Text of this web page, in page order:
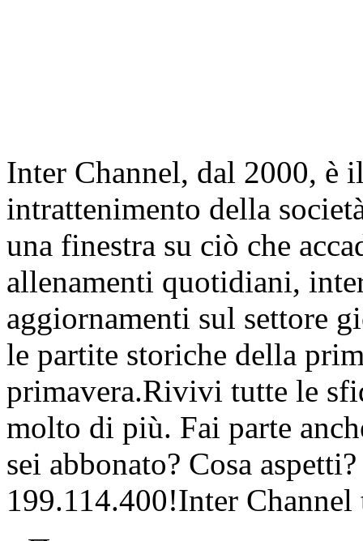
Inter Channel, dal 2000, è
intrattenimento della
una finestra su ciò che
allenamenti quotidiani,
aggiornamenti sul settore
le partite storiche della
primavera.Rivivi tutte le
molto di più. Fai parte
sei abbonato? Cosa
199.114.400!Inter Channel